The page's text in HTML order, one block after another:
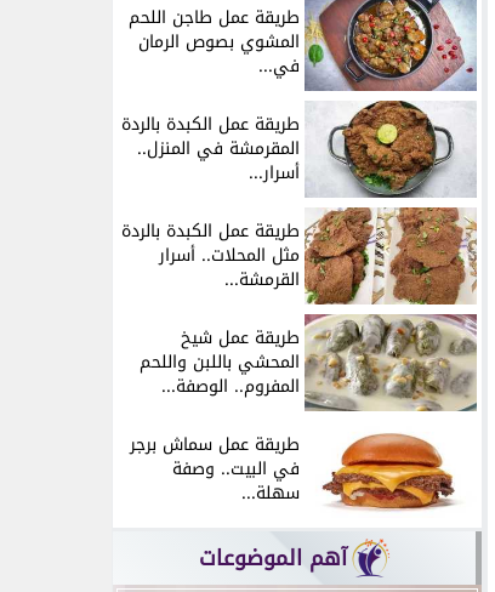
طريقة عمل طاجن اللحم
المشوي بصوص الرمان
في...
طريقة عمل الكبدة بالردة
المقرمشة في المنزل..
أسرار...
طريقة عمل الكبدة بالردة
مثل المحلات.. أسرار
القرمشة...
طريقة عمل شيخ
المحشي باللبن واللحم
المفروم.. الوصفة...
طريقة عمل سماش برجر
في البيت.. وصفة
سهلة...
آهم الموضوعات